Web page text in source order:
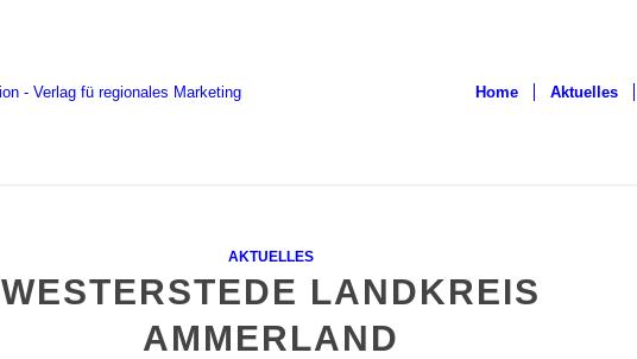
Home Aktuelles
AKTUELLES
WESTERSTEDE LANDKREIS
AMMERLAND